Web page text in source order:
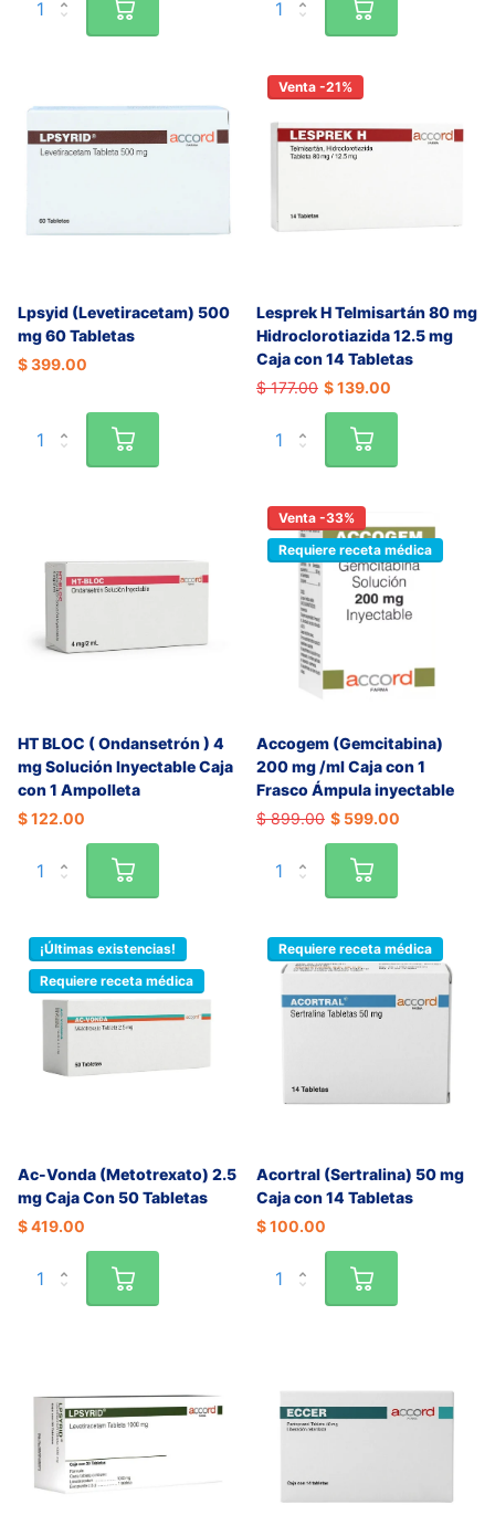
Lpsyid (Levetiracetam) 500
mg 60 Tabletas
$ 399.00
Venta -21%
Lesprek H Telmisartán 80 mg
Hidroclorotiazida 12.5 mg
Caja con 14 Tabletas
$ 177.00 $ 139.00
HT BLOC ( Ondansetrón ) 4
mg Solución Inyectable Caja
con 1 Ampolleta
$ 122.00
Venta -33%
Requiere receta médica
Accogem (Gemcitabina)
200 mg /ml Caja con 1
Frasco Ámpula inyectable
$ 899.00 $ 599.00
¡Últimas existencias!
Requiere receta médica
Ac-Vonda (Metotrexato) 2.5
mg Caja Con 50 Tabletas
$ 419.00
Requiere receta médica
Acortral (Sertralina) 50 mg
Caja con 14 Tabletas
$ 100.00